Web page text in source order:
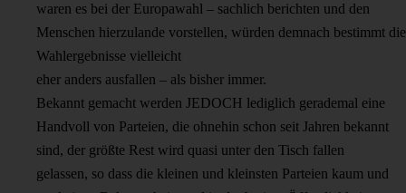
waren es bei der Europawahl – sachlich berichten und den
Menschen hierzulande vorstellen, würden demnach bestimmt die
Wahlergebnisse vielleicht
eher anders ausfallen – als bisher immer.
Bekannt gemacht werden JEDOCH lediglich gerademal eine
Handvoll von Parteien, die ohnehin schon seit Jahren bekannt
sind, der größte Rest wird quasi unter den Tisch fallen
gelassen, so dass die kleinen und kleinsten Parteien kaum und